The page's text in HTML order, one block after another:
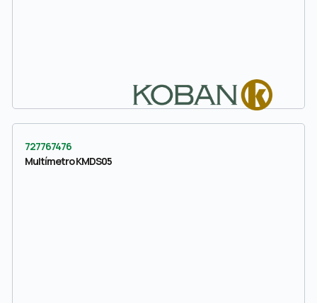
727767476
Multímetro KMDS05